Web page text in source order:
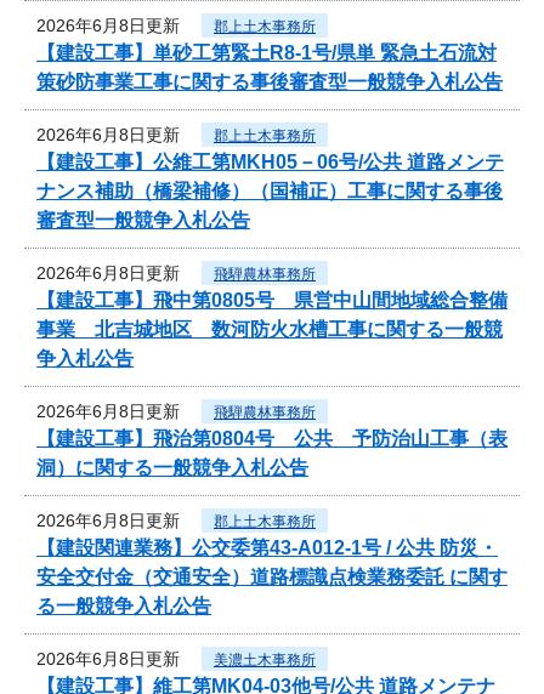
2026年6月8日更新 郡上土木事務所
【建設工事】単砂工第緊土R8-1号/県単 緊急土石流対
策砂防事業工事に関する事後審査型一般競争入札公告
2026年6月8日更新 郡上土木事務所
【建設工事】公維工第MKH05－06号/公共 道路メンテ
ナンス補助（橋梁補修）（国補正）工事に関する事後
審査型一般競争入札公告
2026年6月8日更新 飛騨農林事務所
【建設工事】飛中第0805号 県営中山間地域総合整備
事業 北吉城地区 数河防火水槽工事に関する一般競
争入札公告
2026年6月8日更新 飛騨農林事務所
【建設工事】飛治第0804号 公共 予防治山工事（表
洞）に関する一般競争入札公告
2026年6月8日更新 郡上土木事務所
【建設関連業務】公交委第43-A012-1号 / 公共 防災・
安全交付金（交通安全）道路標識点検業務委託 に関す
る一般競争入札公告
2026年6月8日更新 美濃土木事務所
【建設工事】維工第MK04-03他号/公共 道路メンテナ